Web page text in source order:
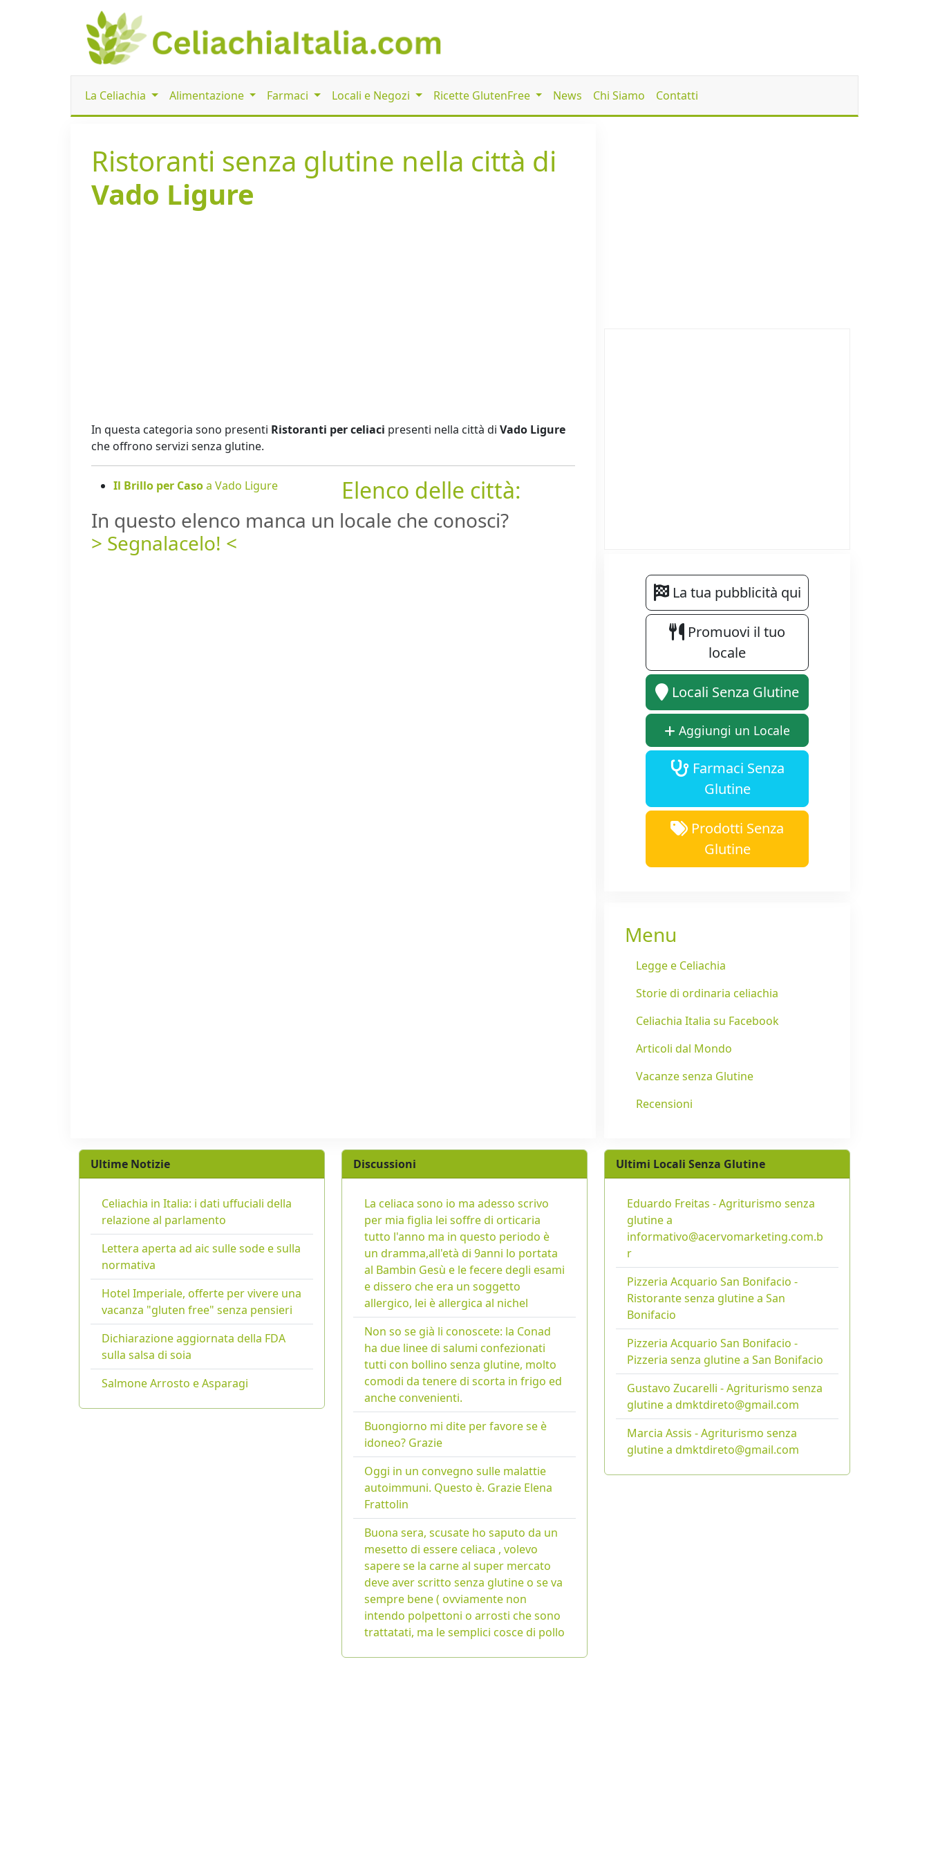
La Celiachia Alimentazione Farmaci Locali e Negozi Ricette GlutenFree News Chi Siamo Contatti
Ristoranti senza glutine nella città di
Vado Ligure
In questa categoria sono presenti Ristoranti per celiaci presenti nella città di Vado Ligure
che offrono servizi senza glutine.
Il Brillo per Casoa Vado Ligure Elenco delle città:
In questo elenco manca un locale che conosci?
> Segnalacelo! <
La tua pubblicità qui
Promuovi il tuo
locale
Locali Senza Glutine
Aggiungi un Locale
Farmaci Senza
Glutine
Prodotti Senza
Glutine
Menu
Legge e Celiachia
Storie di ordinaria celiachia
Celiachia Italia su Facebook
Articoli dal Mondo
Vacanze senza Glutine
Recensioni
Ultime Notizie
Celiachia in Italia: i dati uffuciali della
relazione al parlamento
Lettera aperta ad aic sulle sode e sulla
normativa
Hotel Imperiale, offerte per vivere una
vacanza "gluten free" senza pensieri
Dichiarazione aggiornata della FDA
sulla salsa di soia
Salmone Arrosto e Asparagi
Discussioni
La celiaca sono io ma adesso scrivo
per mia figlia lei soffre di orticaria
tutto l'anno ma in questo periodo è
un dramma,all'età di 9anni lo portata
al Bambin Gesù e le fecere degli esami
e dissero che era un soggetto
allergico, lei è allergica al nichel
Non so se già li conoscete: la Conad
ha due linee di salumi confezionati
tutti con bollino senza glutine, molto
comodi da tenere di scorta in frigo ed
anche convenienti.
Buongiorno mi dite per favore se è
idoneo? Grazie
Oggi in un convegno sulle malattie
autoimmuni. Questo è. Grazie Elena
Frattolin
Buona sera, scusate ho saputo da un
mesetto di essere celiaca , volevo
sapere se la carne al super mercato
deve aver scritto senza glutine o se va
sempre bene ( ovviamente non
intendo polpettoni o arrosti che sono
trattatati, ma le semplici cosce di pollo
Ultimi Locali Senza Glutine
Eduardo Freitas - Agriturismo senza
glutine a
informativo@acervomarketing.com.b
r
Pizzeria Acquario San Bonifacio -
Ristorante senza glutine a San
Bonifacio
Pizzeria Acquario San Bonifacio -
Pizzeria senza glutine a San Bonifacio
Gustavo Zucarelli - Agriturismo senza
glutine a dmktdireto@gmail.com
Marcia Assis - Agriturismo senza
glutine a dmktdireto@gmail.com